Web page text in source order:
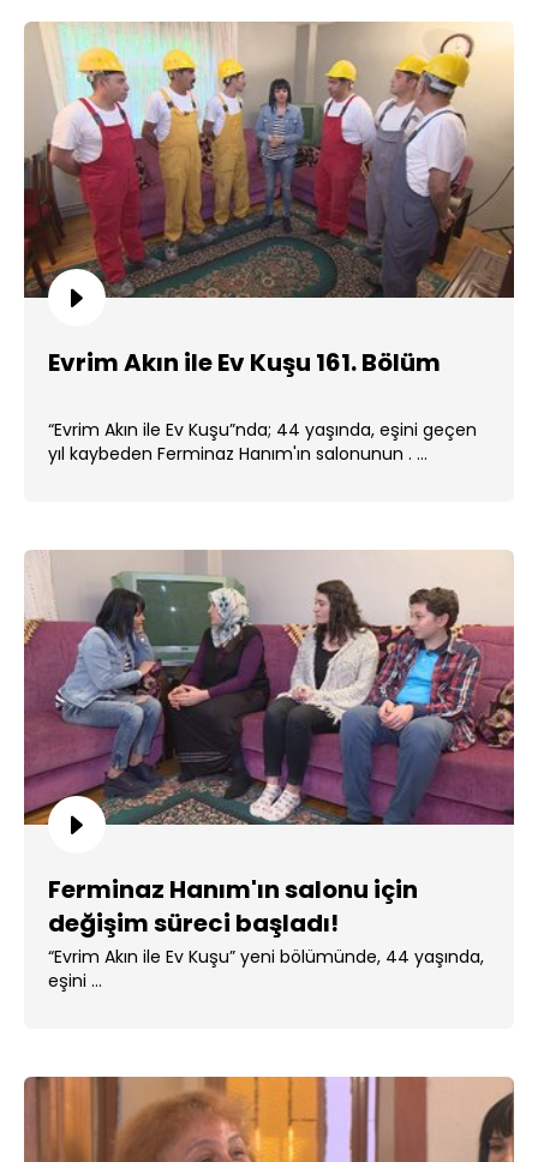
Evrim Akın ile Ev Kuşu 161. Bölüm
“Evrim Akın ile Ev Kuşu”nda; 44 yaşında, eşini geçen
yıl kaybeden Ferminaz Hanım'ın salonunun . ...
Ferminaz Hanım'ın salonu için
değişim süreci başladı!
“Evrim Akın ile Ev Kuşu” yeni bölümünde, 44 yaşında,
eşini ...